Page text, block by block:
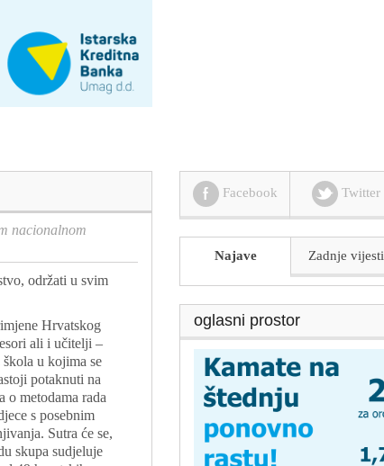
nacionalnom
održati u svim
Hrvatskog
ali i učitelji –
u kojima se
potaknuti na
o metodama rada
s posebnim
Sutra će se,
skupa sudjeluje
Facebook Twitter
Najave Zadnje vijesti
oglasni prostor